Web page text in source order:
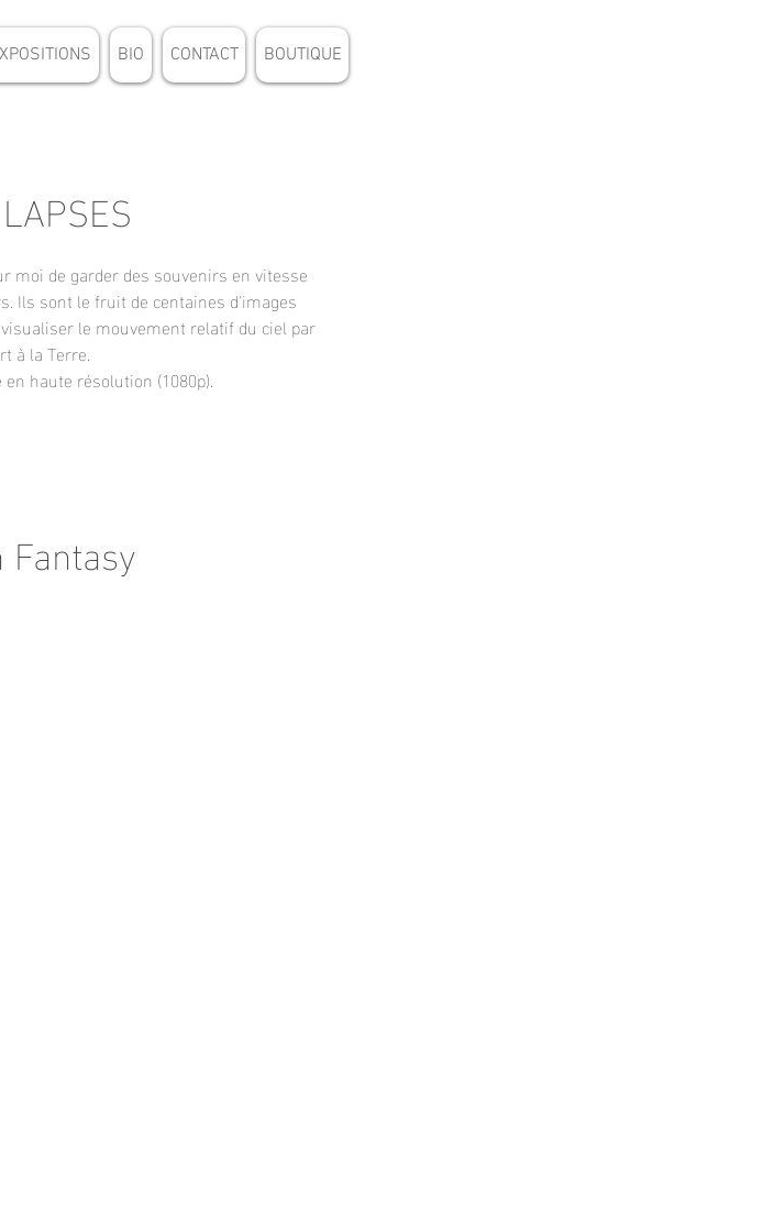
BIO CONTACT BOUTIQUE
moi de garder des souvenirs en vitesse
Ils sont le fruit de centaines d'images
le mouvement relatif du ciel par
à la Terre.
haute résolution (1080p).
Fantasy